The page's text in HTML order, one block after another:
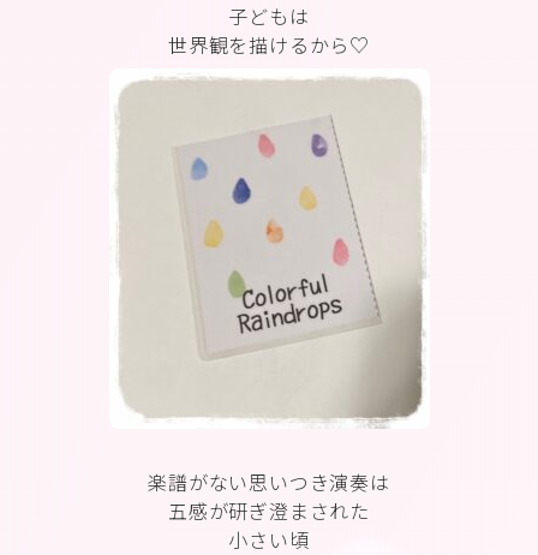
子どもは
世界観を描けるから♡
楽譜がない思いつき演奏は
五感が研ぎ澄まされた
小さい頃